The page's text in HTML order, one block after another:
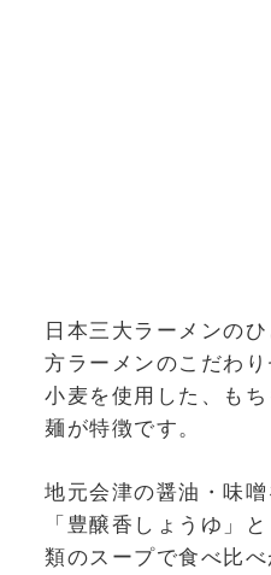
日本三大ラーメンの
方ラーメンのこだわ
小麦を使用した、も
麺が特徴です。
地元会津の醤油・味
「豊醸香しょうゆ」
類のスープで食べ比